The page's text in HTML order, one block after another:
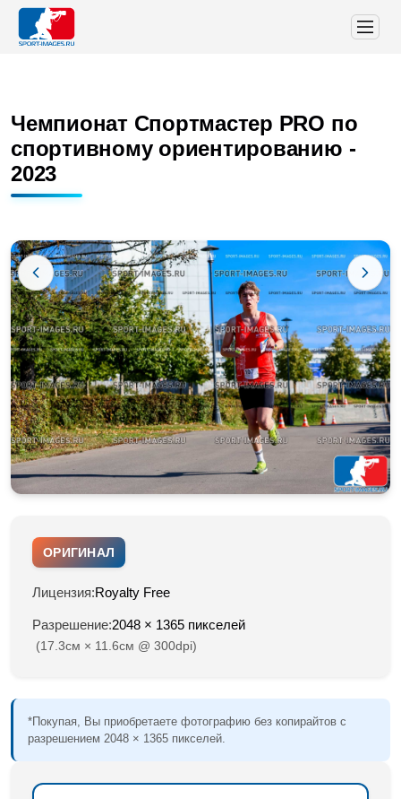
Чемпионат Спортмастер PRO по
спортивному ориентированию -
2023
ОРИГИНАЛ
Лицензия:Royalty Free
Разрешение:2048 × 1365 пикселей
(17.3см × 11.6см @ 300dpi)
*Покупая, Вы приобретаете фотографию без копирайтов с
разрешением 2048 × 1365 пикселей.